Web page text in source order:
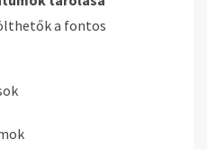
a fontos